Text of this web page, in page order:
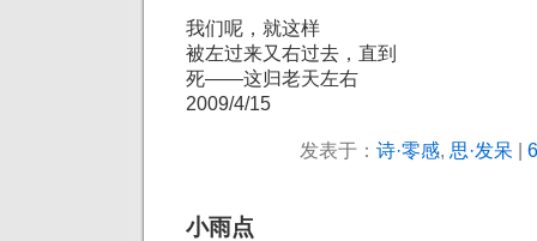
我们呢，就这样
被左过来又右过去，直到
死——这归老天左右
2009/4/15
发表于： 诗·零感, 思·发呆
小雨点